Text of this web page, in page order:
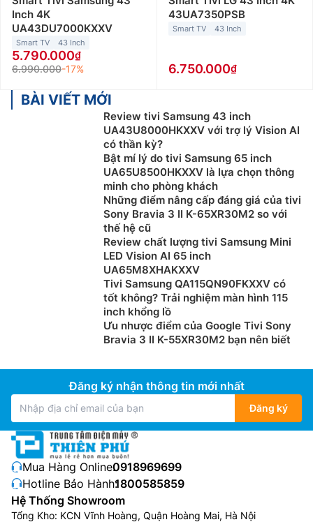
Inch 4K
UA43DU7000KXXV
Smart TV 43 Inch
5.790.000
6.990.000-17%
43UA7350PSB
Smart TV 43 Inch
6.750.000
BÀI VIẾT MỚI
Review tivi Samsung 43 inch
UA43U8000HKXXV với trợ lý Vision AI
có thần kỳ?
Bật mí lý do tivi Samsung 65 inch
UA65U8500HKXXV là lựa chọn thông
minh cho phòng khách
Những điểm nâng cấp đáng giá của tivi
Sony Bravia 3 II K-65XR30M2 so với
thế hệ cũ
Review chất lượng tivi Samsung Mini
LED Vision AI 65 inch
UA65M8XHAKXXV
Tivi Samsung QA115QN90FKXXV có
tốt không? Trải nghiệm màn hình 115
inch khổng lồ
Ưu nhược điểm của Google Tivi Sony
Bravia 3 II K-55XR30M2 bạn nên biết
Đăng ký nhận thông tin mới nhất
Đăng ký
Mua Hàng Online:0918969699
Hotline Bảo Hành:1800585859
Hệ Thống Showroom
Tổng Kho: KCN Vĩnh Hoàng, Quận Hoàng Mai, Hà Nội